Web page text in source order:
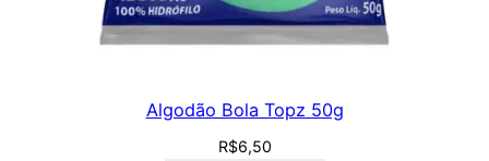
Algodão Bola Topz 50g
R$6,50